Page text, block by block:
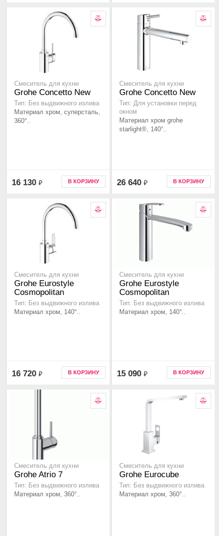
Смеситель для кухни
Grohe Concetto New
Тип: Без выдвижного излива
Материал хром, суперсталь,
360°..
16 130 ₽ В КОРЗИНУ
Смеситель для кухни
Grohe Concetto New
Тип: Для установки перед
окном
Материал хром grohe
starlight®, 140°..
26 640 ₽ В КОРЗИНУ
Смеситель для кухни
Grohe Eurostyle
Cosmopolitan
Тип: Без выдвижного излива
Материал хром, 140°..
16 720 ₽ В КОРЗИНУ
Смеситель для кухни
Grohe Eurostyle
Cosmopolitan
Тип: Без выдвижного излива
Материал хром, 140°..
15 090 ₽ В КОРЗИНУ
Смеситель для кухни
Grohe Atrio 7
Тип: Без выдвижного излива
Материал хром, 360°..
Смеситель для кухни
Grohe Eurocube
Тип: Без выдвижного излива
Материал хром, 360°..